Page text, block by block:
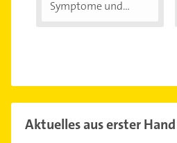
Symptome und...
Aktuelles aus erster Hand